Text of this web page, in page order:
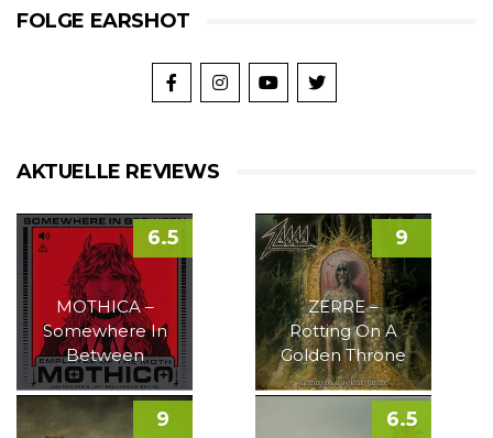
FOLGE EARSHOT
AKTUELLE REVIEWS
MOTHICA –
Somewhere In
Between
6.5
ZERRE –
Rotting On A
Golden Throne
9
9 6.5